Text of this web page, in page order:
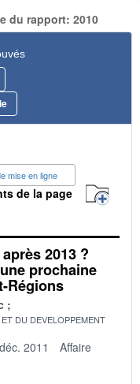
du rapport: 2010
mise en ligne
de la page
2013 ?
prochaine
Régions
DU DEVELOPPEMENT
2011
Affaire